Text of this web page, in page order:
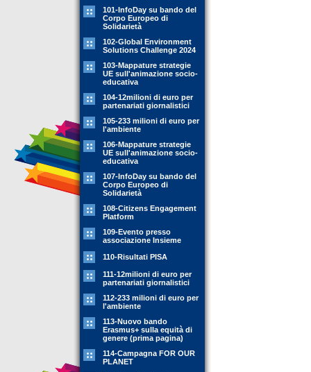
101-InfoDay su bando del
Corpo Europeo di
Solidarietà
102-Global Environment
Solutions Challenge 2024
103-Mappature strategie
UE sull'animazione socio-
educativa
104-12milioni di euro per
partenariati giornalistici
105-233 milioni di euro per
l'ambiente
106-Mappature strategie
UE sull'animazione socio-
educativa
107-InfoDay su bando del
Corpo Europeo di
Solidarietà
108-Citizens Engagement
Platform
109-Evento presso
associazione Insieme
110-Risultati PISA
111-12milioni di euro per
partenariati giornalistici
112-233 milioni di euro per
l'ambiente
113-Nuovo bando
Erasmus+ sulla equità di
genere (prima pagina)
114-Campagna FOR OUR
PLANET